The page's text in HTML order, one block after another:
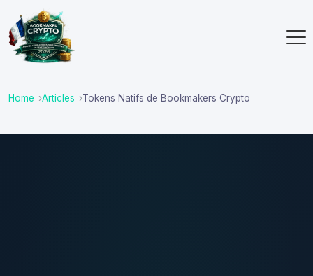
Home Articles Tokens Natifs de Bookmakers Crypto